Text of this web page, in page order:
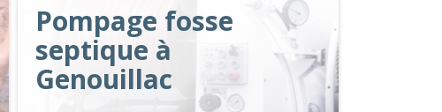
Pompage fosse
septique à
Genouillac